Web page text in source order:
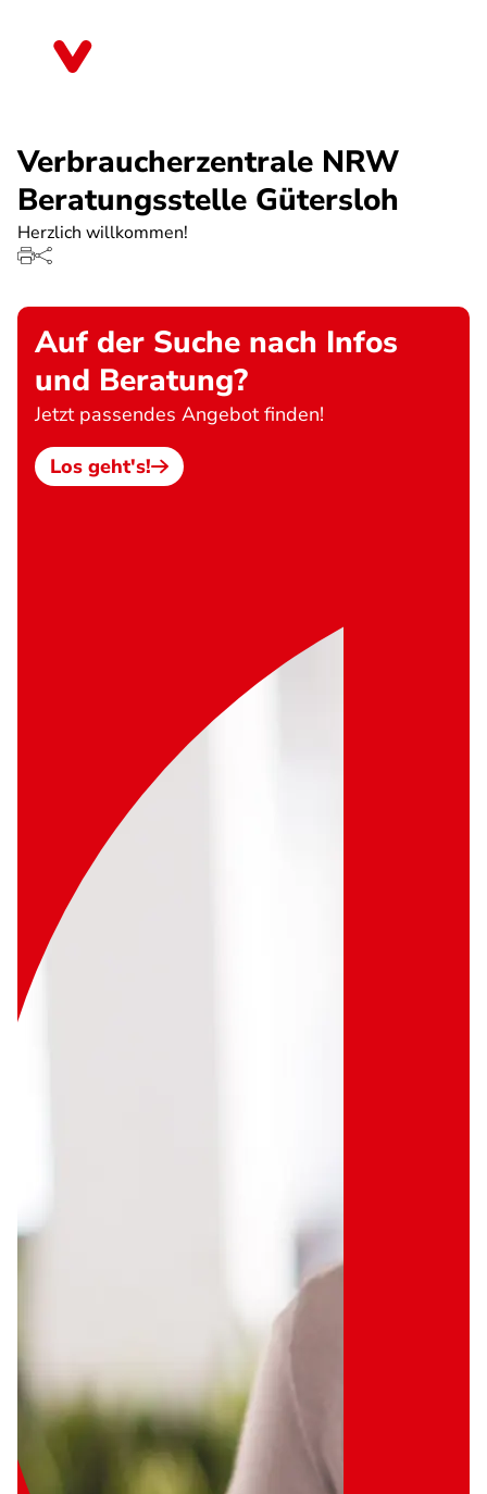
Verbraucherzentrale NRW
Beratungsstelle Gütersloh
Herzlich willkommen!
Auf der Suche nach Infos
und Beratung?
Jetzt passendes Angebot finden!
Los geht's!